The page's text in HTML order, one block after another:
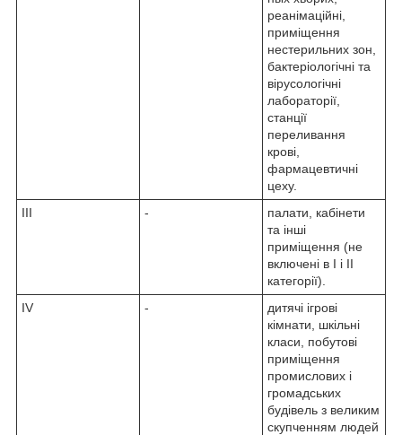
реанімаційні,
приміщення
нестерильних зон,
бактеріологічні та
вірусологічні
лабораторії,
станції
переливання
крові,
фармацевтичні
цеху.
III
-
палати, кабінети
та інші
приміщення (не
включені в I і II
категорії).
IV
-
дитячі ігрові
кімнати, шкільні
класи, побутові
приміщення
промислових і
громадських
будівель з великим
скупченням людей